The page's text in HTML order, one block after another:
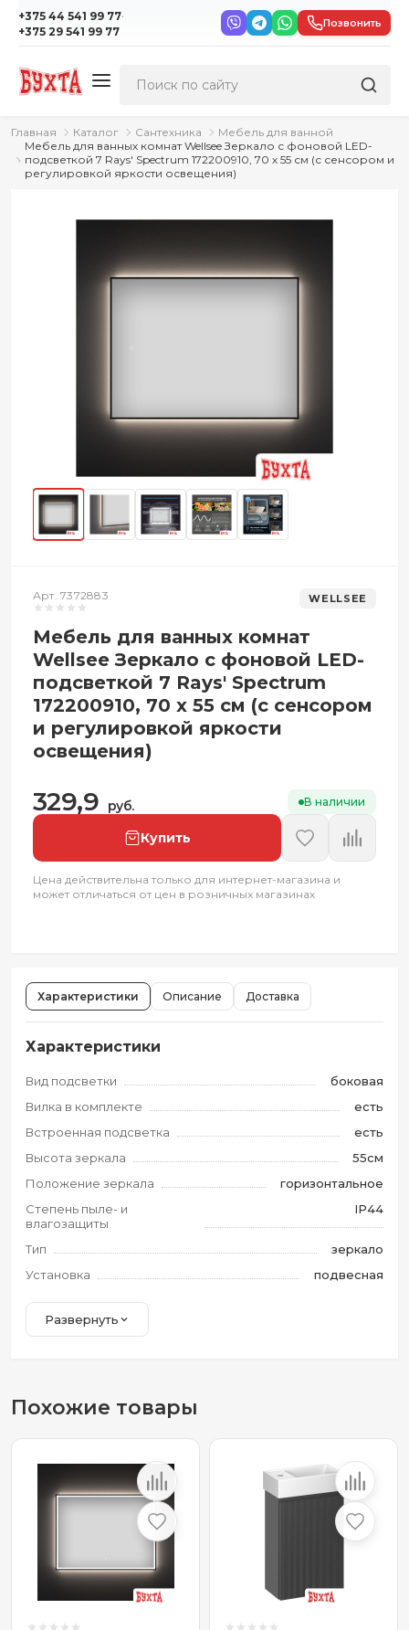
+375 44 541 99 77·
+375 29 541 99 77
Позвонить
Главная Каталог Сантехника
Мебель для ванной
Мебель для ванных комнат Wellsee Зеркало с фоновой LED-
подсветкой 7 Rays' Spectrum 172200910, 70 х 55 см (с сенсором и
регулировкой яркости освещения)
Арт. 7372883 WELLSEE
Мебель для ванных комнат
Wellsee Зеркало с фоновой LED-
подсветкой 7 Rays' Spectrum
172200910, 70 х 55 см (с сенсором
и регулировкой яркости
освещения)
329,9 руб. В наличии
Купить
Цена действительна только для интернет-магазина и
может отличаться от цен в розничных магазинах
Характеристики Описание Доставка
Характеристики
Вид подсветки
боковая
Вилка в комплекте
есть
Встроенная подсветка
есть
Высота зеркала
55см
Положение зеркала
горизонтальное
Степень пыле- и
влагозащиты
IP44
Тип
зеркало
Установка
подвесная
Развернуть
Похожие товары